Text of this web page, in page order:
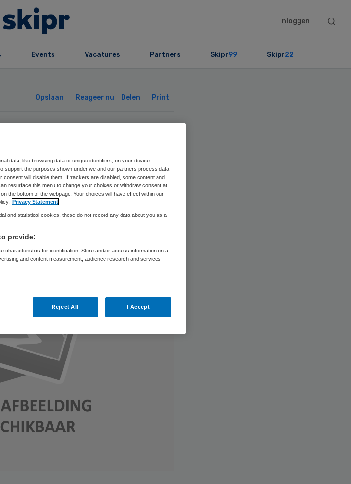
Inloggen
Search
Events Vacatures Partners Skipr99 Skipr22
Opslaan Reageer nu Delen Print
en krabt
data, like browsing data or unique identifiers, on your device.
support the purposes shown under we and our partners process data
consent will disable them. If trackers are disabled, some content and
resurface this menu to change your choices or withdraw consent at
the bottom of the webpage. Your choices will have effect within our
Privacy Statement
and statistical cookies, these do not record any data about you as a
provide:
characteristics for identification. Store and/or access information on a
and content measurement, audience research and services
Reject All I Accept